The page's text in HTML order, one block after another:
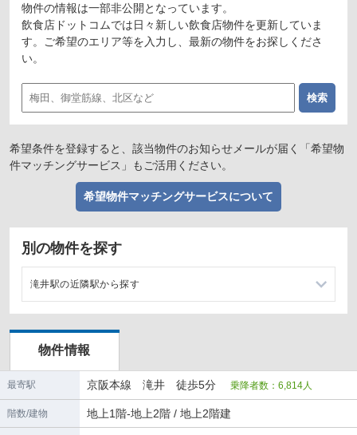
物件の情報は一部非公開となっています。
飲食店ドットコムでは日々新しい飲食店物件を更新していま
す。ご希望のエリア等を入力し、最新の物件をお探しくださ
い。
希望条件を登録すると、該当物件のお知らせメールが届く「希望物
件マッチングサービス」もご活用ください。
希望物件マッチングサービスについて
別の物件を探す
滝井駅の近隣駅から探す
土居駅の店舗物件・貸店舗・テナント一覧
森小路駅の店舗物件・貸店舗・テナント一覧
守口市駅の店舗物件・貸店舗・テナント一覧
物件情報
最寄駅 京阪本線 滝井 徒歩5分 乗降者数：6,814人
階数/建物 地上1階-地上2階 / 地上2階建